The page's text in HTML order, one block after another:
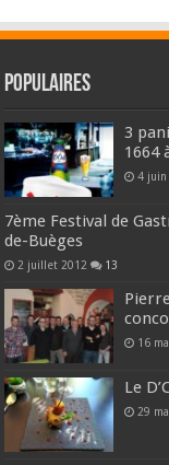
Populaires
3
1664
4 juin
7ème Festival de
de-Buèges
2 juillet 2012 13
16
Le
29